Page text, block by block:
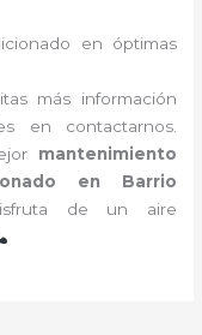
en óptimas
más información
en contactarnos.
mantenimiento
en Barrio
de un aire